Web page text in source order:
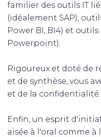
familier des outils IT
(idéalement SAP),
Power BI, BI4) et
Powerpoint).
Rigoureux et doté de
et de synthèse, vous
et de la confidentialité.
Enfin, un esprit
aisée à l'oral comme